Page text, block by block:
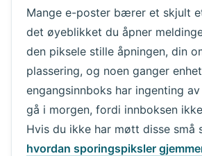
Mange e-poster bærer et skjult
det øyeblikket du åpner
den piksele stille åpningen, din
plassering, og noen ganger
engangsinnboks har ingenting
gå i morgen, fordi innboksen
Hvis du ikke har møtt disse små
hvordan sporingspiksler